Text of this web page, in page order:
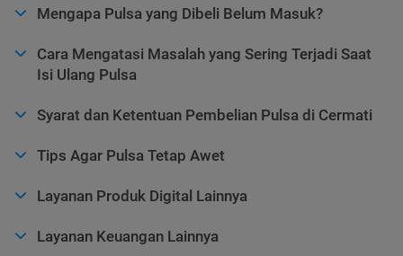
Mengapa Pulsa yang Dibeli Belum Masuk?
Cara Mengatasi Masalah yang Sering Terjadi Saat
Isi Ulang Pulsa
Syarat dan Ketentuan Pembelian Pulsa di Cermati
Tips Agar Pulsa Tetap Awet
Layanan Produk Digital Lainnya
Layanan Keuangan Lainnya